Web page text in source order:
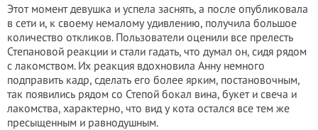
Этот момент девушка и успела заснять, а после опубликовала
в сети и, к своему немалому удивлению, получила большое
количество откликов. Пользователи оценили все прелесть
Степановой реакции и стали гадать, что думал он, сидя рядом
с лакомством. Их реакция вдохновила Анну немного
подправить кадр, сделать его более ярким, постановочным,
так появились рядом со Степой бокал вина, букет и свеча и
лакомства, характерно, что вид у кота остался все тем же
пресыщенным и равнодушным.